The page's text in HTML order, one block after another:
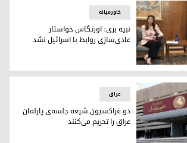
لبنان در دیدار با مورگان اورتگاس
خاورمیانه
نبیه بری: اورتگاس خواستار
عادی‌سازی روابط با اسرائیل نشد
عراق
دو فراکسیون شیعه جلسه‌ی پارلمان
عراق را تحریم می‌کنند